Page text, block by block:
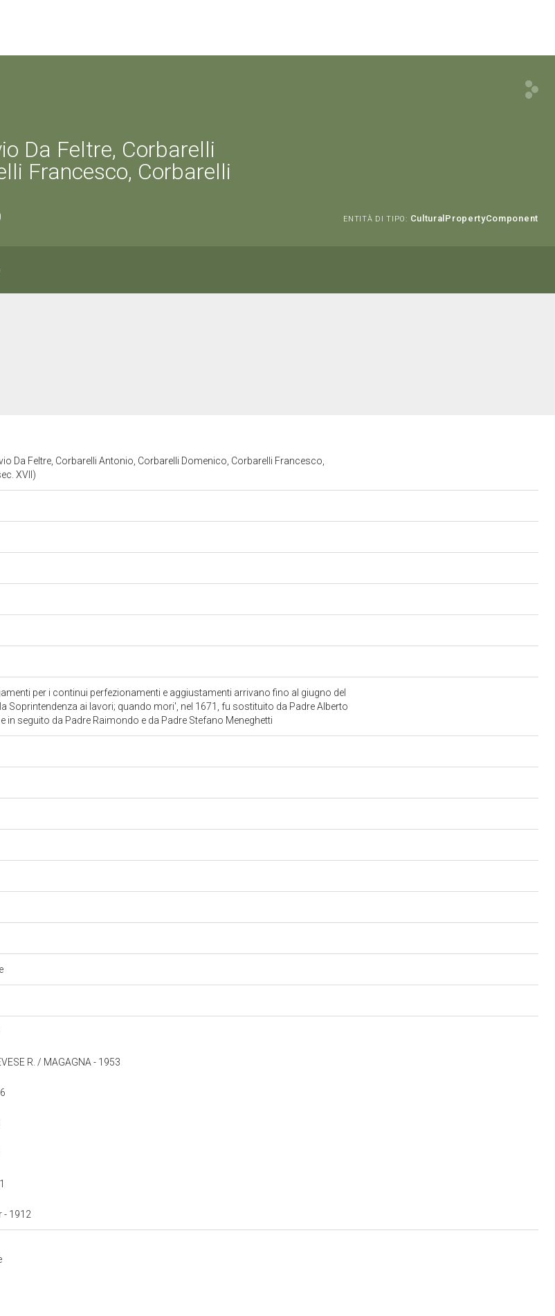
Da Feltre, Corbarelli
Francesco, Corbarelli
ENTITÀ DI TIPO: CulturalPropertyComponent
Da Feltre, Corbarelli Antonio, Corbarelli Domenico, Corbarelli Francesco,
XVII)
per i continui perfezionamenti e aggiustamenti arrivano fino al giugno del
Soprintendenza ai lavori; quando mori', nel 1671, fu sostituito da Padre Alberto
in seguito da Padre Raimondo e da Padre Stefano Meneghetti
R. / MAGAGNA - 1953
- 1912